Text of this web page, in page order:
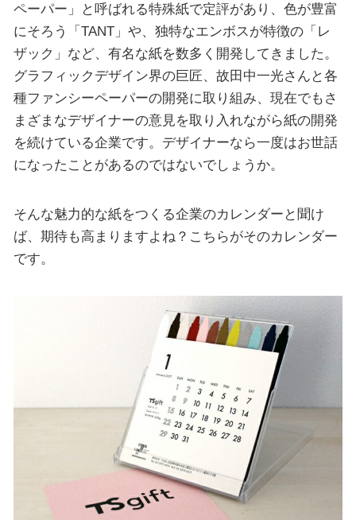
ペーパー」と呼ばれる特殊紙で定評があり、色が豊富
にそろう「TANT」や、独特なエンボスが特徴の「レ
ザック」など、有名な紙を数多く開発してきました。
グラフィックデザイン界の巨匠、故田中一光さんと各
種ファンシーペーパーの開発に取り組み、現在でもさ
まざまなデザイナーの意見を取り入れながら紙の開発
を続けている企業です。デザイナーなら一度はお世話
になったことがあるのではないでしょうか。
そんな魅力的な紙をつくる企業のカレンダーと聞け
ば、期待も高まりますよね？こちらがそのカレンダー
です。